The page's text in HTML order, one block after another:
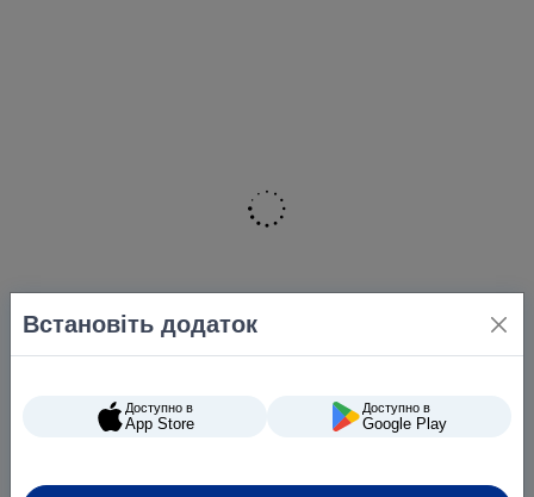
Встановіть додаток
Доступно в
App Store
Доступно в
Google Play